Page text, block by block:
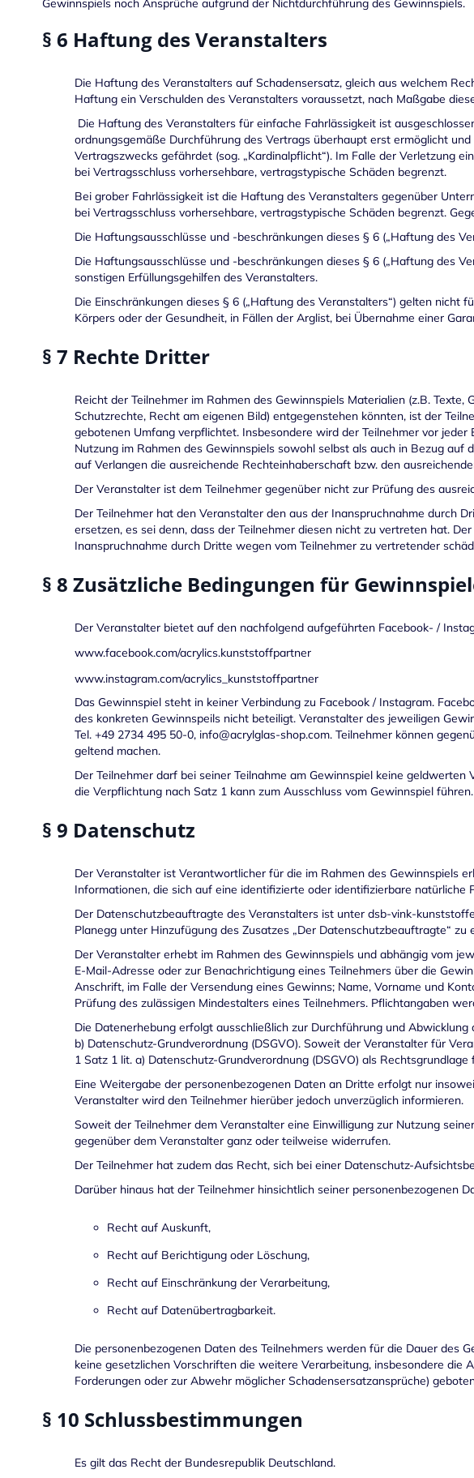
Gewinnspiels noch Ansprüche aufgrund der Nichtdurchführung des Gewinnspiels.
§ 6 Haftung des Veranstalters
Die Haftung des Veranstalters auf Schadensersatz, gleich aus welchem
Haftung ein Verschulden des Veranstalters voraussetzt, nach Maßgabe
Die Haftung des Veranstalters für einfache Fahrlässigkeit ist
ordnungsgemäße Durchführung des Vertrags überhaupt erst ermöglicht
Vertragszwecks gefährdet (sog. „Kardinalpflicht“). Im Falle der Verletzung
bei Vertragsschluss vorhersehbare, vertragstypische Schäden begrenzt.
Bei grober Fahrlässigkeit ist die Haftung des Veranstalters gegenüber
bei Vertragsschluss vorhersehbare, vertragstypische Schäden begrenzt.
Die Haftungsausschlüsse und -beschränkungen dieses § 6 („Haftung des
Die Haftungsausschlüsse und -beschränkungen dieses § 6 („Haftung des
sonstigen Erfüllungsgehilfen des Veranstalters.
Die Einschränkungen dieses § 6 („Haftung des Veranstalters“) gelten
Körpers oder der Gesundheit, in Fällen der Arglist, bei Übernahme einer
§ 7 Rechte Dritter
Reicht der Teilnehmer im Rahmen des Gewinnspiels Materialien (z.B.
Schutzrechte, Recht am eigenen Bild) entgegenstehen könnten, ist der
gebotenen Umfang verpflichtet. Insbesondere wird der Teilnehmer vor
Nutzung im Rahmen des Gewinnspiels sowohl selbst als auch in Bezug
auf Verlangen die ausreichende Rechteinhaberschaft bzw. den
Der Veranstalter ist dem Teilnehmer gegenüber nicht zur Prüfung des
Der Teilnehmer hat den Veranstalter den aus der Inanspruchnahme durch
ersetzen, es sei denn, dass der Teilnehmer diesen nicht zu vertreten hat.
Inanspruchnahme durch Dritte wegen vom Teilnehmer zu vertretender
§ 8 Zusätzliche Bedingungen für
Der Veranstalter bietet auf den nachfolgend aufgeführten Facebook- /
www.facebook.com/acrylics.kunststoffpartner
www.instagram.com/acrylics_kunststoffpartner
Das Gewinnspiel steht in keiner Verbindung zu Facebook / Instagram.
des konkreten Gewinnspeils nicht beteiligt. Veranstalter des jeweiligen
Tel. +49 2734 495 50-0, info@acrylglas-shop.com. Teilnehmer können
geltend machen.
Der Teilnehmer darf bei seiner Teilnahme am Gewinnspiel keine
die Verpflichtung nach Satz 1 kann zum Ausschluss vom Gewinnspiel führen.
§ 9 Datenschutz
Der Veranstalter ist Verantwortlicher für die im Rahmen des Gewinnspiels
Informationen, die sich auf eine identifizierte oder identifizierbare natürliche
Der Datenschutzbeauftragte des Veranstalters ist unter dsb-vink-
Planegg unter Hinzufügung des Zusatzes „Der Datenschutzbeauftragte“ zu
Der Veranstalter erhebt im Rahmen des Gewinnspiels und abhängig vom
E-Mail-Adresse oder zur Benachrichtigung eines Teilnehmers über die
Anschrift, im Falle der Versendung eines Gewinns; Name, Vorname und
Prüfung des zulässigen Mindestalters eines Teilnehmers. Pflichtangaben
Die Datenerhebung erfolgt ausschließlich zur Durchführung und
b) Datenschutz-Grundverordnung (DSGVO). Soweit der Veranstalter für
1 Satz 1 lit. a) Datenschutz-Grundverordnung (DSGVO) als
Eine Weitergabe der personenbezogenen Daten an Dritte erfolgt nur
Veranstalter wird den Teilnehmer hierüber jedoch unverzüglich informieren.
Soweit der Teilnehmer dem Veranstalter eine Einwilligung zur Nutzung
gegenüber dem Veranstalter ganz oder teilweise widerrufen.
Der Teilnehmer hat zudem das Recht, sich bei einer Datenschutz-
Darüber hinaus hat der Teilnehmer hinsichtlich seiner personenbezogenen
Recht auf Auskunft,
Recht auf Berichtigung oder Löschung,
Recht auf Einschränkung der Verarbeitung,
Recht auf Datenübertragbarkeit.
Die personenbezogenen Daten des Teilnehmers werden für die Dauer des
keine gesetzlichen Vorschriften die weitere Verarbeitung, insbesondere
Forderungen oder zur Abwehr möglicher Schadensersatzansprüche)
§ 10 Schlussbestimmungen
Es gilt das Recht der Bundesrepublik Deutschland.